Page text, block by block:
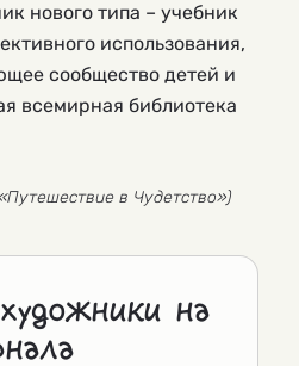
нового типа – учебник
использования,
сообщество детей и
всемирная библиотека
в Чудетство»)
на